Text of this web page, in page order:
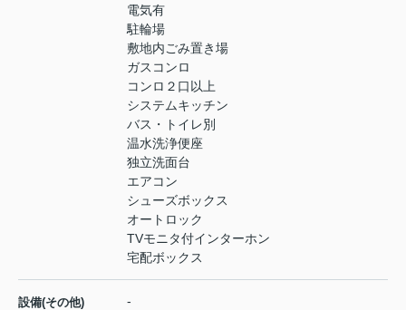
電気有
駐輪場
敷地内ごみ置き場
ガスコンロ
コンロ２口以上
システムキッチン
バス・トイレ別
温水洗浄便座
独立洗面台
エアコン
シューズボックス
オートロック
TVモニタ付インターホン
宅配ボックス
設備(その他) -